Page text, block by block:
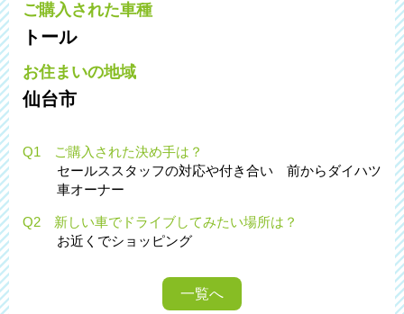
ご購入された車種
トール
お住まいの地域
仙台市
Q1 ご購入された決め手は？
セールススタッフの対応や付き合い 前からダイハツ
車オーナー
Q2 新しい車でドライブしてみたい場所は？
お近くでショッピング
一覧へ